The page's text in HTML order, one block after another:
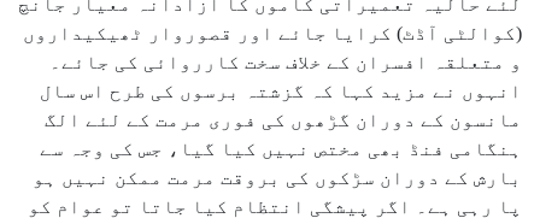
(کوالٹی آڈٹ) کرایا جائے اور قصوروار ٹھیکیداروں
و متعلقہ افسران کے خلاف سخت کارروائی کی جائے۔
انہوں نے مزید کہا کہ گزشتہ برسوں کی طرح اس سال
مانسون کے دوران گڑھوں کی فوری مرمت کے لئے الگ
ہنگامی فنڈ بھی مختص نہیں کیا گیا، جس کی وجہ سے
بارش کے دوران سڑکوں کی بروقت مرمت ممکن نہیں ہو
پا رہی ہے۔ اگر پیشگی انتظام کیا جاتا تو عوام کو